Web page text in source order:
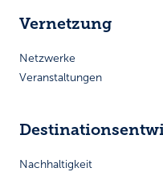
Vernetzung
Netzwerke
Veranstaltungen
Nachhaltigkeit